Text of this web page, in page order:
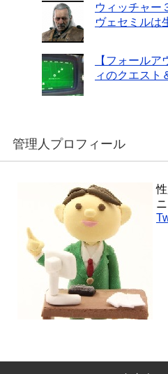
ウィッチャー
ヴェセミルは
【フォール
ィのクエスト
管理人プロフィール